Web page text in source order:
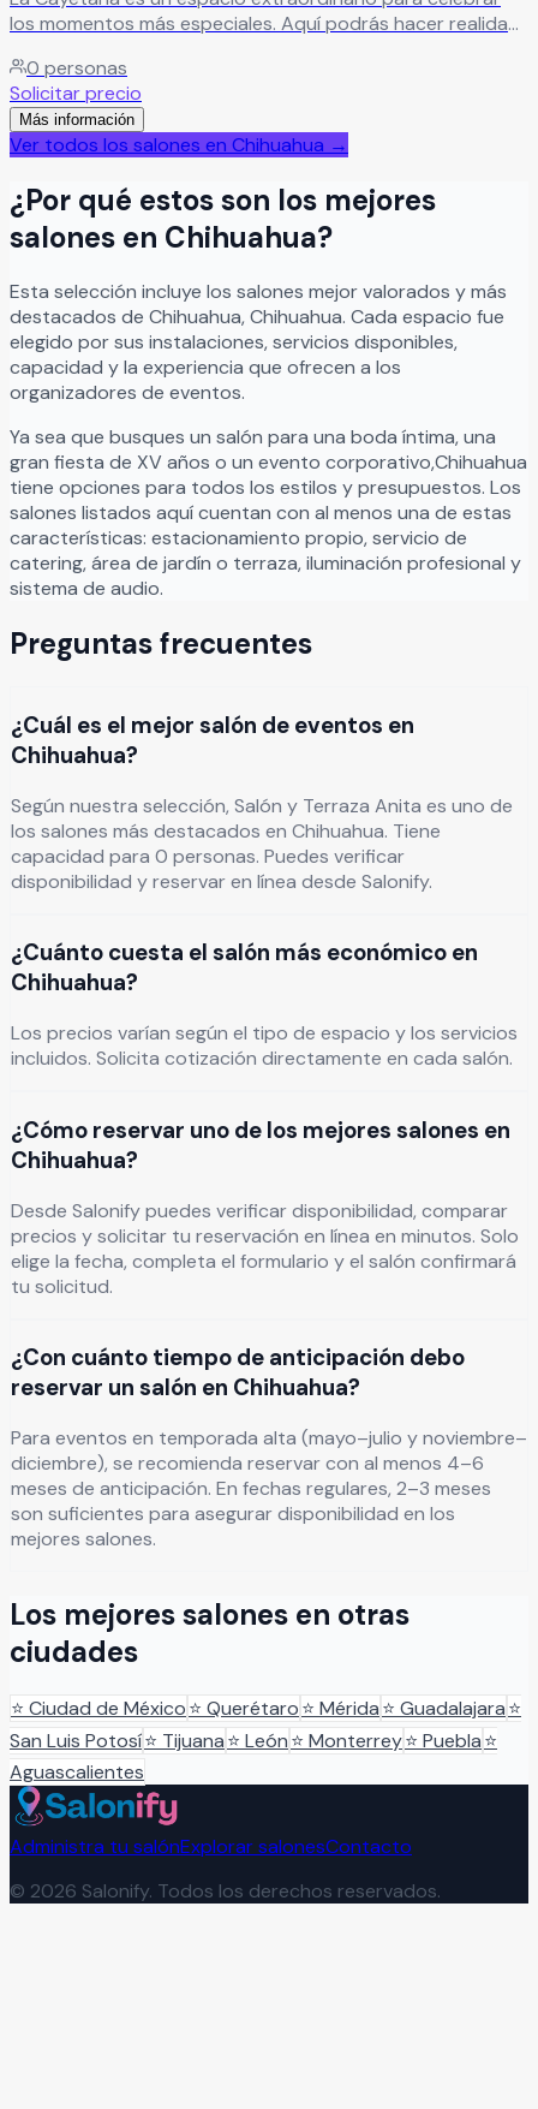
los momentos más especiales. Aquí podrás hacer realidad
que supera expectativas. Sus hermosas instalaciones y
excelentes servicios crean el ambiente perfecto para una
celebración inolvidable, cuidando cada detalle para que
todo sea tal como lo soñaste.Leer más
0 personas
Solicitar precio
Más información
Ver todos los salones en Chihuahua →
¿Por qué estos son los mejores
salones en Chihuahua?
Esta selección incluye los salones mejor valorados y más
destacados de Chihuahua,Chihuahua. Cada espacio fue
elegido por sus instalaciones, servicios disponibles,
capacidad y la experiencia que ofrecen a los
organizadores de eventos.
Ya sea que busques un salón para una boda íntima, una
gran fiesta de XV años o un evento corporativo,Chihuahua
tiene opciones para todos los estilos y presupuestos. Los
salones listados aquí cuentan con al menos una de estas
características: estacionamiento propio, servicio de
catering, área de jardín o terraza, iluminación profesional y
sistema de audio.
Preguntas frecuentes
¿Cuál es el mejor salón de eventos en
Chihuahua?
Según nuestra selección, Salón y Terraza Anita es uno de
los salones más destacados en Chihuahua. Tiene
capacidad para 0 personas. Puedes verificar
disponibilidad y reservar en línea desde Salonify.
¿Cuánto cuesta el salón más económico en
Chihuahua?
Los precios varían según el tipo de espacio y los servicios
incluidos. Solicita cotización directamente en cada salón.
¿Cómo reservar uno de los mejores salones en
Chihuahua?
Desde Salonify puedes verificar disponibilidad, comparar
precios y solicitar tu reservación en línea en minutos. Solo
elige la fecha, completa el formulario y el salón confirmará
tu solicitud.
¿Con cuánto tiempo de anticipación debo
reservar un salón en Chihuahua?
Para eventos en temporada alta (mayo–julio y noviembre–
diciembre), se recomienda reservar con al menos 4–6
meses de anticipación. En fechas regulares, 2–3 meses
son suficientes para asegurar disponibilidad en los
mejores salones.
Los mejores salones en otras
ciudades
⭐ Ciudad de México⭐ Querétaro⭐ Mérida⭐ Guadalajara⭐
San Luis Potosí⭐ Tijuana⭐ León⭐ Monterrey⭐ Puebla⭐
Aguascalientes
Administra tu salónExplorar salonesContacto
© 2026 Salonify. Todos los derechos reservados.